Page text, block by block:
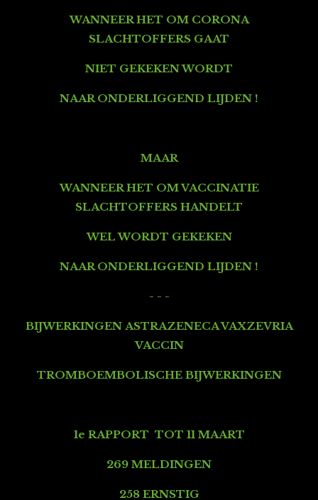
WANNEER HET OM CORONA
SLACHTOFFERS GAAT
NIET GEKEKEN WORDT
NAAR ONDERLIGGEND LIJDEN !
MAAR
WANNEER HET OM VACCINATIE
SLACHTOFFERS HANDELT
WEL WORDT GEKEKEN
NAAR ONDERLIGGEND LIJDEN !
- - -
BIJWERKINGEN ASTRAZENECA VAXZEVRIA
VACCIN
TROMBOEMBOLISCHE BIJWERKINGEN
1e RAPPORT TOT 11 MAART
269 MELDINGEN
258 ERNSTIG